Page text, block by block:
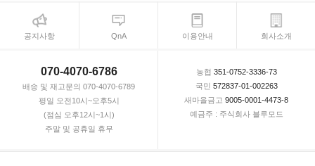
공지사항 QnA 이용안내 회사소개
070-4070-6786
배송 및 재고문의 070-4070-6789
평일 오전10시~오후5시
(점심 오후12시~1시)
주말 및 공휴일 휴무
농협 351-0752-3336-73
국민 572837-01-002263
새마을금고 9005-0001-4473-8
예금주 : 주식회사 블루모드